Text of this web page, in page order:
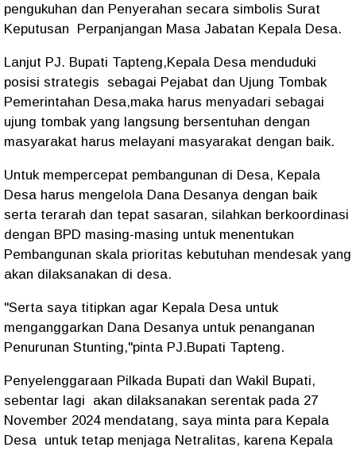
pengukuhan dan Penyerahan secara simbolis Surat
Keputusan Perpanjangan Masa Jabatan Kepala Desa.
Lanjut PJ. Bupati Tapteng,Kepala Desa menduduki
posisi strategis sebagai Pejabat dan Ujung Tombak
Pemerintahan Desa,maka harus menyadari sebagai
ujung tombak yang langsung bersentuhan dengan
masyarakat harus melayani masyarakat dengan baik.
Untuk mempercepat pembangunan di Desa, Kepala
Desa harus mengelola Dana Desanya dengan baik
serta terarah dan tepat sasaran, silahkan berkoordinasi
dengan BPD masing-masing untuk menentukan
Pembangunan skala prioritas kebutuhan mendesak yang
akan dilaksanakan di desa.
"Serta saya titipkan agar Kepala Desa untuk
menganggarkan Dana Desanya untuk penanganan
Penurunan Stunting,"pinta PJ.Bupati Tapteng.
Penyelenggaraan Pilkada Bupati dan Wakil Bupati,
sebentar lagi akan dilaksanakan serentak pada 27
November 2024 mendatang, saya minta para Kepala
Desa untuk tetap menjaga Netralitas, karena Kepala